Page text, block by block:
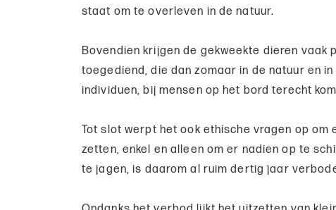
staat om te overleven in de natuur.
Bovendien krijgen de gekweekte dieren vaak
toegediend, die dan zomaar in de natuur en
individuen, bij mensen op het bord terecht
Tot slot werpt het ook ethische vragen op om
zetten, enkel en alleen om er nadien op te
te jagen, is daarom al ruim dertig jaar